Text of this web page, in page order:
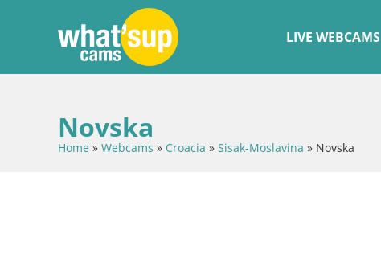
LIVE WEBCAMS
Novska
Home » Webcams » Croacia » Sisak-Moslavina » Novska